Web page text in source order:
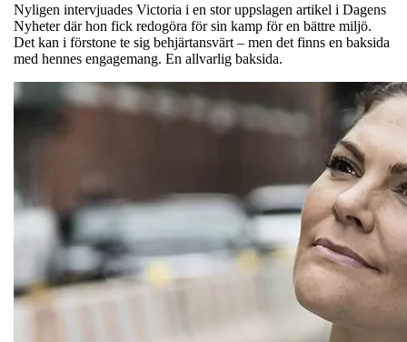
Nyligen intervjuades Victoria i en stor uppslagen artikel i Dagens
Nyheter där hon fick redogöra för sin kamp för en bättre miljö.
Det kan i förstone te sig behjärtansvärt – men det finns en baksida
med hennes engagemang. En allvarlig baksida.